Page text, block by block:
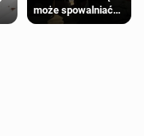
może spowalniać
starzenie